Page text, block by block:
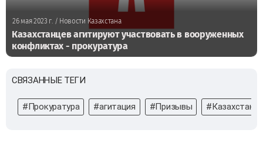
26 мая 2023 г. / Новости Казахстана
Казахстанцев агитируют участвовать в вооруженных
конфликтах - прокуратура
СВЯЗАННЫЕ ТЕГИ
#Прокуратура #агитация #Призывы #Казахстан